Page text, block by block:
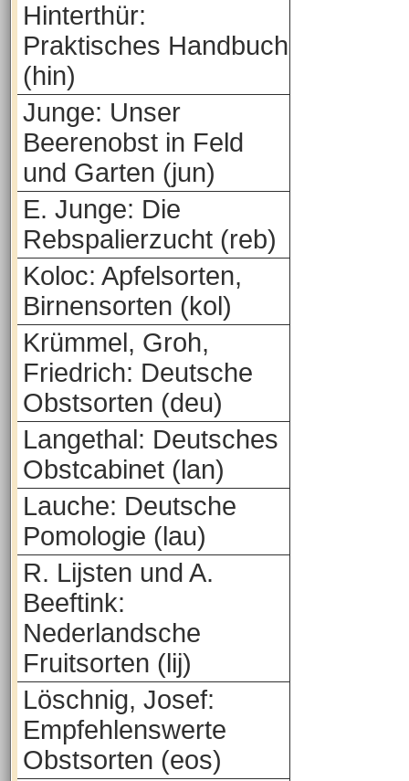
Hinterthür:
Praktisches Handbuch
(hin)
Junge: Unser
Beerenobst in Feld
und Garten (jun)
E. Junge: Die
Rebspalierzucht (reb)
Koloc: Apfelsorten,
Birnensorten (kol)
Krümmel, Groh,
Friedrich: Deutsche
Obstsorten (deu)
Langethal: Deutsches
Obstcabinet (lan)
Lauche: Deutsche
Pomologie (lau)
R. Lijsten und A.
Beeftink:
Nederlandsche
Fruitsorten (lij)
Löschnig, Josef:
Empfehlenswerte
Obstsorten (eos)